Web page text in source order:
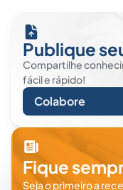
Publique
Compartilhe
fácil e rápido!
Colabore
Fique
Seja o primeiro a